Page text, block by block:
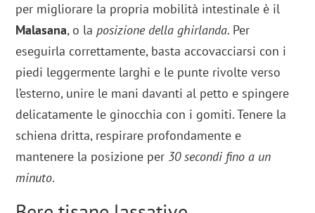
per migliorare la propria mobilità intestinale è il
Malasana, o laposizione della ghirlanda. Per
eseguirla correttamente, basta accovacciarsi con i
piedi leggermente larghi e le punte rivolte verso
l’esterno, unire le mani davanti al petto e spingere
delicatamente le ginocchia con i gomiti. Tenere la
schiena dritta, respirare profondamente e
mantenere la posizione per 30 secondi fino a un
minuto.